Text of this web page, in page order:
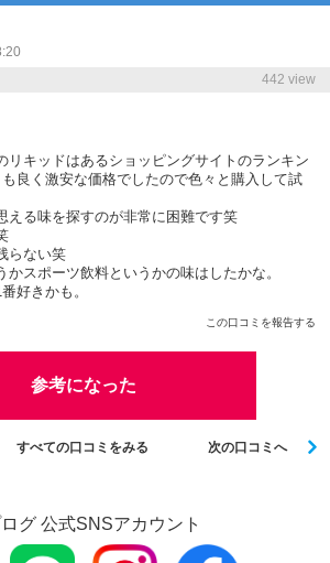
442 view
リキッドはあるショッピングサイトのランキン
良く激安な価格でしたので色々と購入して試
える味を探すのが非常に困難です笑
らない笑
かスポーツ飲料というかの味はしたかな。
好きかも。
この口コミを報告する
参考になった
すべての口コミをみる 次の口コミへ
グ 公式SNSアカウント